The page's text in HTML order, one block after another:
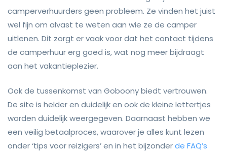
camperverhuurders geen probleem. Ze vinden het juist
wel fijn om alvast te weten aan wie ze de camper
uitlenen. Dit zorgt er vaak voor dat het contact tijdens
de camperhuur erg goed is, wat nog meer bijdraagt
aan het vakantieplezier.
Ook de tussenkomst van Goboony biedt vertrouwen.
De site is helder en duidelijk en ook de kleine lettertjes
worden duidelijk weergegeven. Daarnaast hebben we
een veilig betaalproces, waarover je alles kunt lezen
onder ‘tips voor reizigers’ en in het bijzonderde FAQ’s